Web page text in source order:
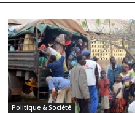
Politique & Société